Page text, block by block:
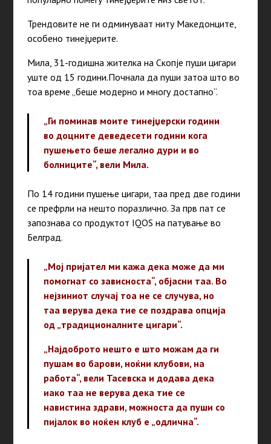
Трендовите не ги одминуваат ниту Македонците,
особено тинејџерите.
Мила, 31-годишна жителка на Скопје пуши цигари
уште од 15 години.Почнала да пуши затоа што во
тоа време „беше модерно и многу достапно“.
„Ги поминав моите тинејџерски години
во доцните деведесети години кога
пушењето беше легално дури и во
болниците“, вели Мила.
По 14 години пушење цигари, таа пред две години
се префрли на нешто поразлично. За прв пат се
запознава со продуктот IQOS на патување во
Белград.
„Мој пријател ми кажа дека може да ми
помогнат со зависноста“, објасни таа. Во
нејзиниот случај тоа не се случува, но
таа верува дека тие се поздрава опција
од „традиционалните цигари“.
„Најдоброто нешто е што можам да ги
пушам во барови, ноќни клубови, на
работа“, вели Тасевска и додава дека
иако таа не верува дека тие се
навистина здрави, можноста да пуши со
пијалок во ноќен клуб е „одлична“.